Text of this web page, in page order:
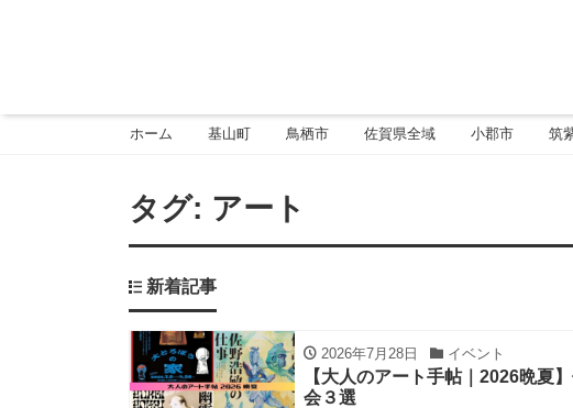
ホーム 基山町 鳥栖市 佐賀県全域 小郡市 筑
タグ: アート
新着記事
2026年7月28日 イベント
【大人のアート手帖｜2026晩夏
会３選